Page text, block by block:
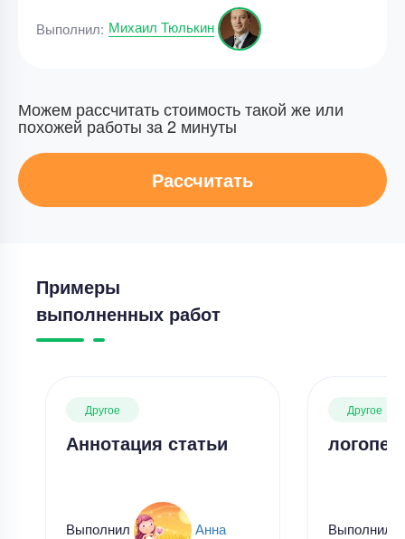
Выполнил: Михаил Тюлькин
Можем рассчитать стоимость такой же или
похожей работы за 2 минуты
Рассчитать
Примеры
выполненных работ
Другое
Аннотация статьи
Выполнил Анна
Другое
Выполнил